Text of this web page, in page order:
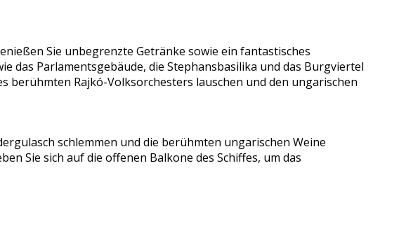
Sie unbegrenzte Getränke sowie ein fantastisches
das Parlamentsgebäude, die Stephansbasilika und das Burgviertel
berühmten Rajkó-Volksorchesters lauschen und den ungarischen
schlemmen und die berühmten ungarischen Weine
Sie sich auf die offenen Balkone des Schiffes, um das